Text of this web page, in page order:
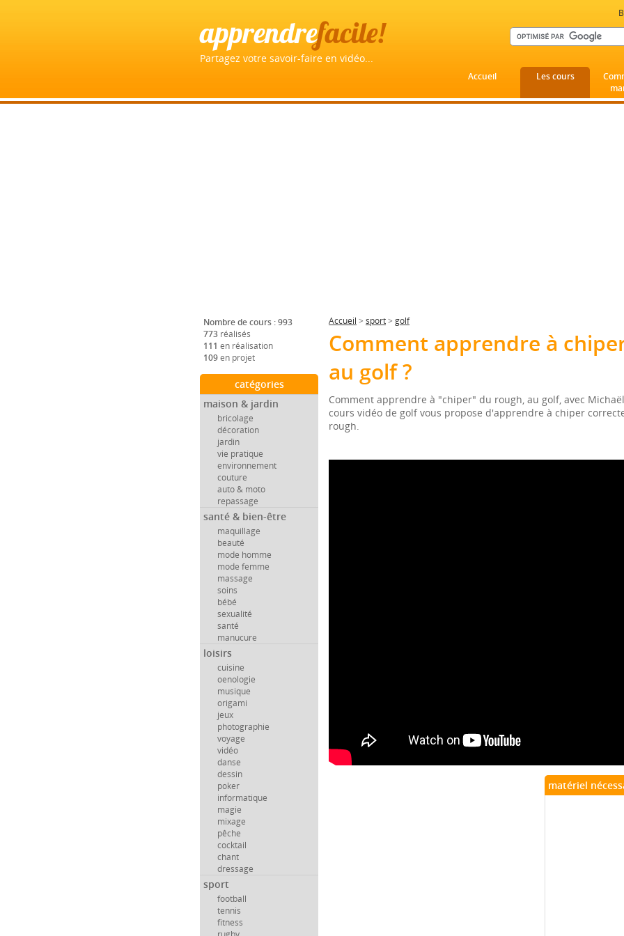
apprendrefacile!
Partagez votre savoir-faire en vidéo...
Accueil Les cours
Nombre de cours : 993
773 réalisés
111 en réalisation
109en projet
catégories
maison & jardin
bricolage
décoration
jardin
vie pratique
environnement
couture
auto & moto
repassage
santé & bien-être
maquillage
beauté
mode homme
mode femme
massage
soins
bébé
sexualité
santé
manucure
loisirs
cuisine
oenologie
musique
origami
jeux
photographie
voyage
vidéo
danse
dessin
poker
informatique
magie
mixage
pêche
cocktail
chant
dressage
sport
football
tennis
fitness
Accueil > sport> golf
Comment apprendre à
au golf ?
Comment apprendre à "chiper" du rough, au golf, avec Michaël
cours vidéo de golf vous propose d'apprendre à chiper
rough.
matériel